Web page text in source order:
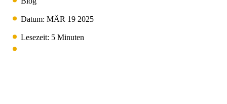
Heimwerken & Renovieren
OneKEY Ökosystem
LIVE Schlösser
MagStand
Nachhaltigkeit
Datum: MÄR 19 2025
Lesezeit: 5 Minuten